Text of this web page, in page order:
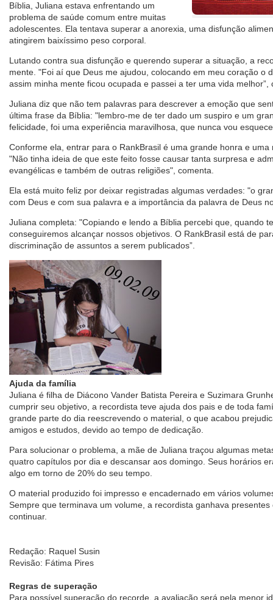
Bíblia, Juliana estava enfrentando um
problema de saúde comum entre muitas
adolescentes. Ela tentava superar a anorexia, uma disfunção
atingirem baixíssimo peso corporal.
Lutando contra sua disfunção e querendo superar a situação, a
mente. "Foi aí que Deus me ajudou, colocando em meu coração o
assim minha mente ficou ocupada e passei a ter uma vida melhor”,
Juliana diz que não tem palavras para descrever a emoção que
última frase da Bíblia: "lembro-me de ter dado um suspiro e um
felicidade, foi uma experiência maravilhosa, que nunca vou
Conforme ela, entrar para o RankBrasil é uma grande honra e
"Não tinha ideia de que este feito fosse causar tanta surpresa e
evangélicas e também de outras religiões", comenta.
Ela está muito feliz por deixar registradas algumas verdades: "o
com Deus e com sua palavra e a importância da palavra de Deus
Juliana completa: "Copiando e lendo a Bíblia percebi que, quando
conseguiremos alcançar nossos objetivos. O RankBrasil está de
discriminação de assuntos a serem publicados”.
Ajuda da família
Juliana é filha de Diácono Vander Batista Pereira e Suzimara
cumprir seu objetivo, a recordista teve ajuda dos pais e de toda
grande parte do dia reescrevendo o material, o que acabou
amigos e estudos, devido ao tempo de dedicação.
Para solucionar o problema, a mãe de Juliana traçou algumas
quatro capítulos por dia e descansar aos domingo. Seus horários
algo em torno de 20% do seu tempo.
O material produzido foi impresso e encadernado em vários
Sempre que terminava um volume, a recordista ganhava
continuar.
Redação: Raquel Susin
Revisão: Fátima Pires
Regras de superação
Para possível superação do recorde, a avaliação será pela menor